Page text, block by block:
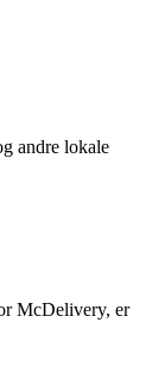
andre lokale
McDelivery, er